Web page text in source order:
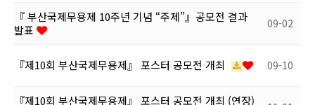
『 부산국제무용제 10주년 기념 “주제”』공모전 결과
발표
09-02
『제10회 부산국제무용제』 포스터 공모전 개최 09-10
『제10회 부산국제무용제』 포스터 공모전 개최 (연장)